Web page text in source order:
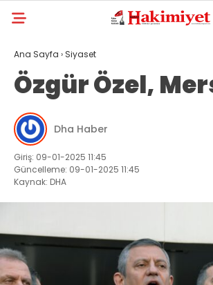
Ana Sayfa › Siyaset
Özgür Özel,
Dha Haber
Giriş: 09-01-2025 11:45
Güncelleme: 09-01-2025 11:45
Kaynak: DHA